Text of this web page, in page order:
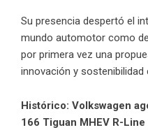
Su presencia despertó el
mundo automotor como
por primera vez una
innovación y sostenibilidad
Histórico: Volkswagen
166 Tiguan MHEV R-